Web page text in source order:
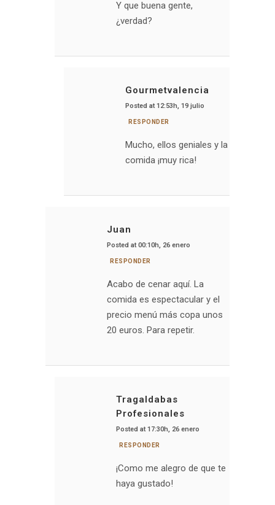
Y que buena gente,
¿verdad?
Gourmetvalencia
Posted at 12:53h, 19 julio
RESPONDER
Mucho, ellos geniales y la
comida ¡muy rica!
Juan
Posted at 00:10h, 26 enero
RESPONDER
Acabo de cenar aquí. La
comida es espectacular y el
precio menú más copa unos
20 euros. Para repetir.
Tragaldabas
Profesionales
Posted at 17:30h, 26 enero
RESPONDER
¡Como me alegro de que te
haya gustado!